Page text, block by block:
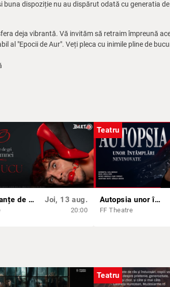
buna dispoziție nu au dispărut odată cu generatia de
deja vibrantă. Vă invităm să retraim împreună
al "Epocii de Aur". Veți pleca cu inimile pline de
50 de nuanțe de gri ale doamnei Cucu Joi, 13 aug.
20:00
Teatru
Autopsia unor întâmplări nevinovate
FF Theatre
Teatru